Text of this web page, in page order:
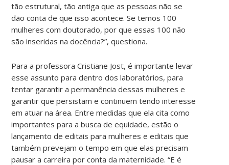
tão estrutural, tão antiga que as pessoas não se
dão conta de que isso acontece. Se temos 100
mulheres com doutorado, por que essas 100 não
são inseridas na docência?”, questiona.
Para a professora Cristiane Jost, é importante levar
esse assunto para dentro dos laboratórios, para
tentar garantir a permanência dessas mulheres e
garantir que persistam e continuem tendo interesse
em atuar na área. Entre medidas que ela cita como
importantes para a busca de equidade, estão o
lançamento de editais para mulheres e editais que
também prevejam o tempo em que elas precisam
pausar a carreira por conta da maternidade. “E é